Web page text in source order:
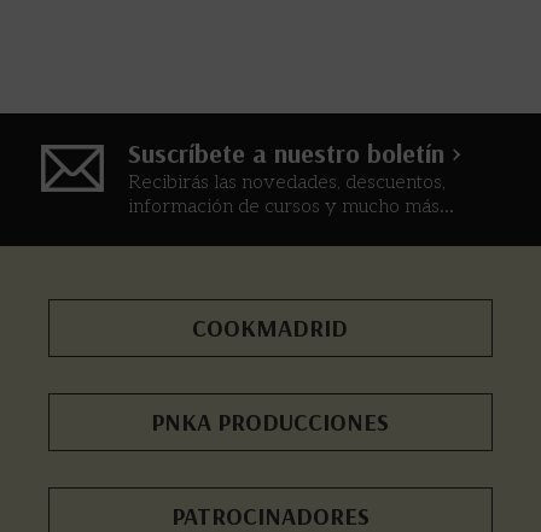
Suscríbete a nuestro boletín >
Recibirás las novedades, descuentos,
información de cursos y mucho más...
COOKMADRID
PNKA PRODUCCIONES
PATROCINADORES